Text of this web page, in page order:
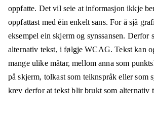
oppfatte. Det vil seie at informasjon ikkje
oppfattast med éin enkelt sans. For å sjå
eksempel ein skjerm og synssansen. Derfor
alternativ tekst, i følgje WCAG. Tekst kan
mange ulike måtar, mellom anna som
på skjerm, tolkast som teiknspråk eller som
krev derfor at tekst blir brukt som